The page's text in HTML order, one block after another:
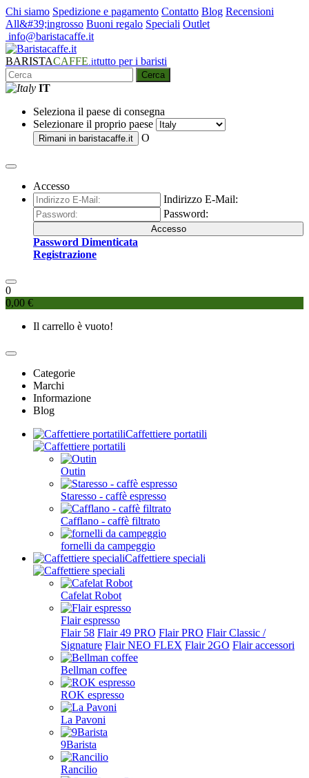
Chi siamo Spedizione e pagamento Contatto Blog Recensioni
All&#39;ingrosso Buoni regalo Speciali Outlet
info@baristacaffe.it
BARISTACAFFE.ittutto per i baristi
Cerca
IT
Seleziona il paese di consegna
Selezionare il proprio paese
Rimani in baristacaffe.it O
Accesso
Indirizzo E-Mail:
Password:
Accesso
Password Dimenticata
Registrazione
0
0,00 €
Il carrello è vuoto!
Categorie
Marchi
Informazione
Blog
Caffettiere portatili
Outin
Staresso - caffè espresso
Cafflano - caffè filtrato
fornelli da campeggio
Caffettiere speciali
Cafelat Robot
Flair espresso
Flair 58 Flair 49 PRO Flair PRO Flair Classic /
Signature Flair NEO FLEX Flair 2GO Flair accessori
Bellman coffee
ROK espresso
La Pavoni
9Barista
Rancilio